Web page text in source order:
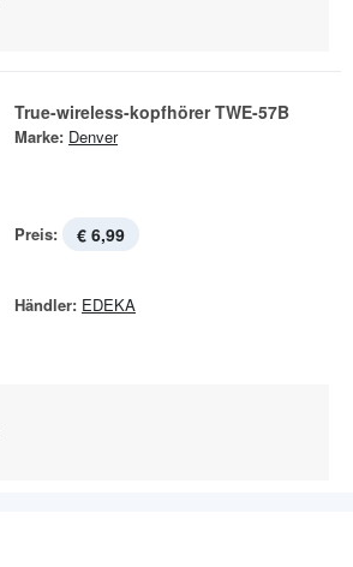
True-wireless-kopfhörer TWE-57B
Marke: Denver
Preis: € 6,99
Händler: EDEKA